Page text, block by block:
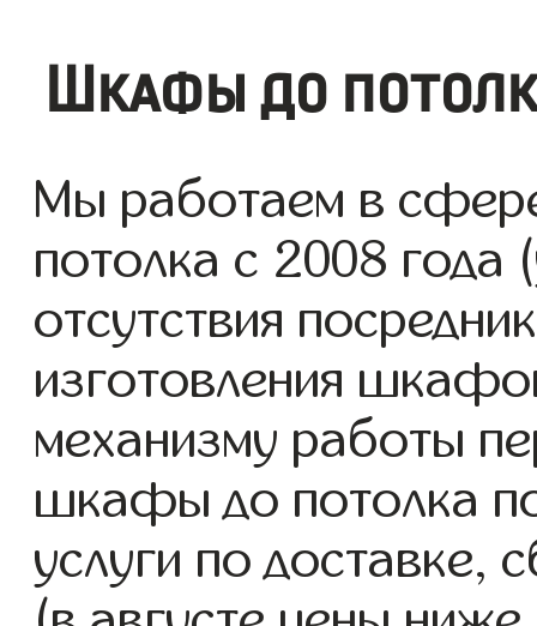
Шкафы до
Мы работаем в
потолка с 2008 года
отсутствия
изготовления
механизму работы
шкафы до потолка
услуги по доставке,